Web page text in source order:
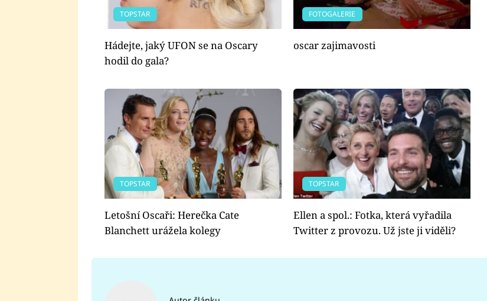
TOPSTAR
Hádejte, jaký UFON se na Oscary
hodil do gala?
FOTOGALERIE
oscar zajimavosti
TOPSTAR
Letošní Oscaři: Herečka Cate
Blanchett urážela kolegy
TOPSTAR
Ellen a spol.: Fotka, která vyřadila
Twitter z provozu. Už jste ji viděli?